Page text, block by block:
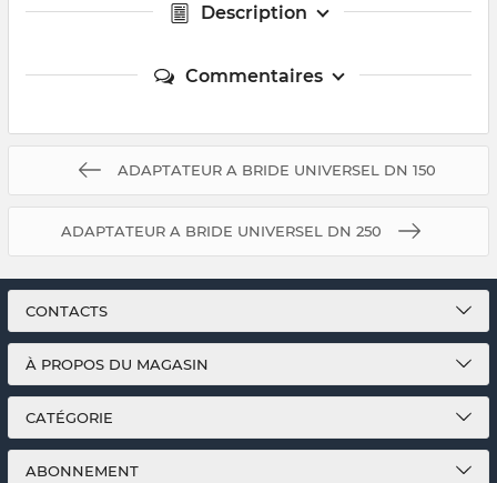
Description
Commentaires
ADAPTATEUR A BRIDE UNIVERSEL DN 150
ADAPTATEUR A BRIDE UNIVERSEL DN 250
CONTACTS
À PROPOS DU MAGASIN
CATÉGORIE
ABONNEMENT